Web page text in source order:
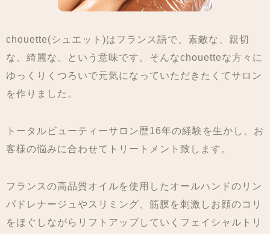
chouette(シュエット)はフランス語で、素敵な、親切
な、綺麗な、という意味です。そんなchouetteな方々に
ゆっくりくつろいで元気になっていただきたくてサロン
を作りました。
トータルビューティーサロン歴16年の経験を生かし、お
客様の悩みに合わせてトリートメント致します。
フランスの高品質オイルを使用したオールハンドの リン
パドレナージュ やスリミング、筋膜を刺激しお顔のコリ
をほぐしながら リフトアップしていく フェイシャルトリ